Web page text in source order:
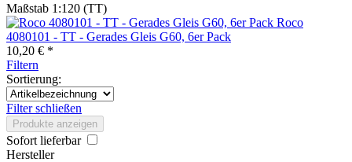
Maßstab 1:120 (TT)
Roco
4080101 - TT - Gerades Gleis G60, 6er Pack
10,20 € *
Filtern
Sortierung:
Filter schließen
Produkte anzeigen
Sofort lieferbar
Hersteller